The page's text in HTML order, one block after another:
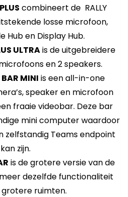
combineert de RALLY
losse microfoon,
Hub en Display Hub.
ULTRAis de uitgebreidere
en 2 speakers.
BAR MINI is een all-in-one
speaker en microfoon
fraaie videobar. Deze bar
mini computer waardoor
zelfstandig Teams endpoint
kan zijn.
is de grotere versie van de
dezelfde functionaliteit
ruimten.